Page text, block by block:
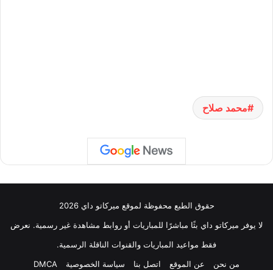
محمد صلاح
حقوق الطبع محفوظة لموقع ميركاتو داي 2026
لا يوفر ميركاتو داي بثًا مباشرًا للمباريات أو روابط مشاهدة غير رسمية. نعرض
فقط مواعيد المباريات والقنوات الناقلة الرسمية.
من نحن
عن الموقع اتصل بنا سياسة الخصوصية DMCA